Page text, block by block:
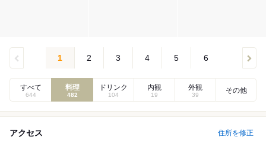
1 2 3 4 5 6
すべて
644
料理
482
ドリンク
104
内観
19
外観
39
その他
アクセス 住所を修正